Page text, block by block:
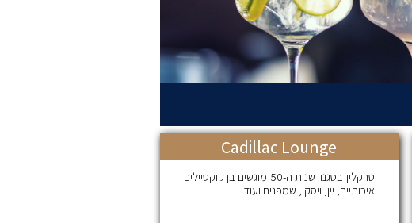
Cadillac Lounge
טרקלין בסגנון שנות ה-50 מוגשים בן קוקטיילים
איכותיים, יין, ויסקי, שמפנים ועוד